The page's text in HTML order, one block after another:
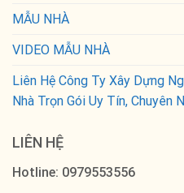
MẪU NHÀ
VIDEO MẪU NHÀ
Liên Hệ Công Ty Xây Dựng
Nhà Trọn Gói Uy Tín, Chuyên
LIÊN HỆ
Hotline: 0979553556